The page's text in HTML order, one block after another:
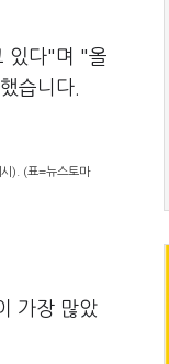
있다"며 "올
습니다.
). (표=뉴스토마
가장 많았